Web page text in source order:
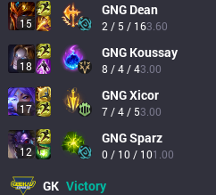
15
GNG Dean
2 / 5 / 163.60
18
GNG Koussay
8 / 4 / 43.00
17
GNGXicor
7 / 4 / 53.00
12
GNGSparz
0 / 10 / 101.00
GK Victory